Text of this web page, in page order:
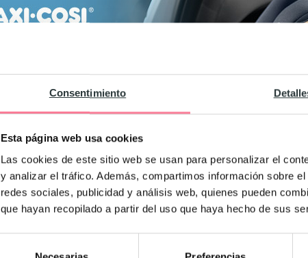
Consentimiento
Esta página web usa cookies
Las cookies de este sitio web se usan para personalizar el
y analizar el tráfico. Además, compartimos información sobre
redes sociales, publicidad y análisis web, quienes pueden
que hayan recopilado a partir del uso que haya hecho de sus